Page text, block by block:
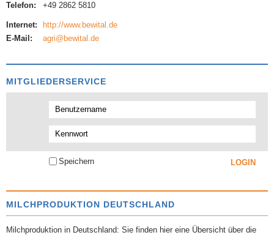
Telefon: +49 2862 5810
Internet:
http://www.bewital.de
E-Mail:
agri@bewital.de
MITGLIEDERSERVICE
Speichern
MILCHPRODUKTION DEUTSCHLAND
Milchproduktion in Deutschland: Sie finden hier eine Übersicht über die